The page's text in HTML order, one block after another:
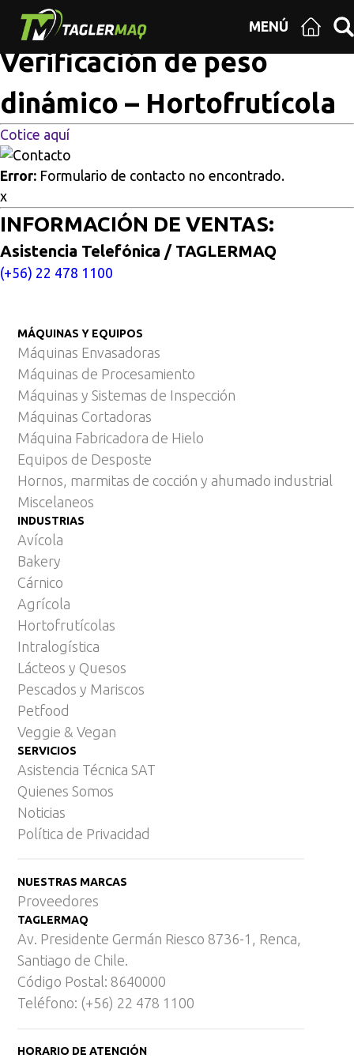
MENÚ
Multisitios
Hortofrutícola
Verificación de peso
dinámico – Hortofrutícola
Cotice aquí
Error: Formulario de contacto no encontrado.
x
INFORMACIÓN DE VENTAS:
Asistencia Telefónica / TAGLERMAQ
(+56) 22 478 1100
MÁQUINAS Y EQUIPOS
Máquinas Envasadoras
Máquinas de Procesamiento
Máquinas y Sistemas de Inspección
Máquinas Cortadoras
Máquina Fabricadora de Hielo
Equipos de Desposte
Hornos, marmitas de cocción y ahumado industrial
Miscelaneos
INDUSTRIAS
Avícola
Bakery
Cárnico
Agrícola
Hortofrutícolas
Intralogística
Lácteos y Quesos
Pescados y Mariscos
Petfood
Veggie & Vegan
SERVICIOS
Asistencia Técnica SAT
Quienes Somos
Noticias
Política de Privacidad
NUESTRAS MARCAS
Proveedores
TAGLERMAQ
Av. Presidente Germán Riesco 8736-1, Renca,
Santiago de Chile.
Código Postal: 8640000
Teléfono: (+56) 22 478 1100
HORARIO DE ATENCIÓN